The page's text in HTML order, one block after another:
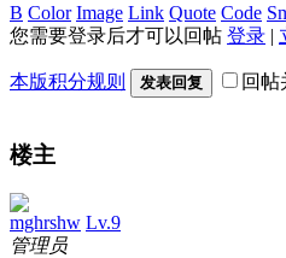
B Color Image Link Quote Code
您需要登录后才可以回帖 登录 |
本版积分规则 发表回复 回帖
楼主
mghrshw Lv.9
管理员